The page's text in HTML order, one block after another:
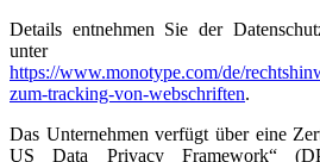
Details entnehmen Sie der
unter
https://www.monotype.com/de/
zum-tracking-von-webschriften.
Das Unternehmen verfügt über eine
US Data Privacy Framework“